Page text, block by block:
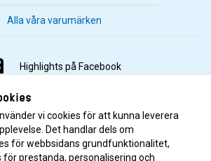
Alla våra varumärken
Highlights på Facebook
Highlights på Instagram
Highlights på Youtube
vi cookies för att kunna leverera
Det handlar dels om
för webbsidans grundfunktionalitet,
för prestanda, personalisering och